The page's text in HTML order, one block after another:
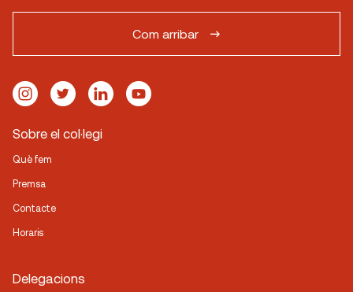
Com arribar
Sobre el col·legi
Què fem
Premsa
Contacte
Horaris
Delegacions